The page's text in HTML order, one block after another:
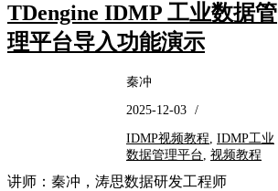
TDengine IDMP 工业数据管
理平台导入功能演示
秦冲
2025-12-03 /
IDMP视频教程, IDMP工业
数据管理平台, 视频教程
讲师：秦冲，涛思数据研发工程师